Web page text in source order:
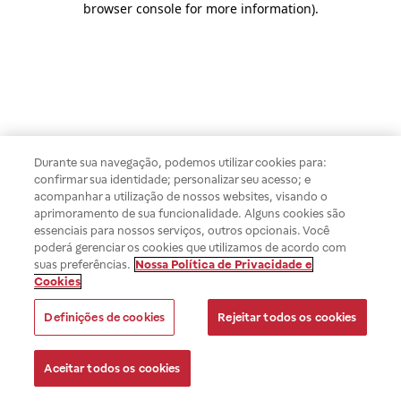
browser console for more information).
Durante sua navegação, podemos utilizar cookies para:
confirmar sua identidade; personalizar seu acesso; e
acompanhar a utilização de nossos websites, visando o
aprimoramento de sua funcionalidade. Alguns cookies são
essenciais para nossos serviços, outros opcionais. Você
poderá gerenciar os cookies que utilizamos de acordo com
suas preferências. Nossa Política de Privacidade e
Cookies
Definições de cookies Rejeitar todos os cookies
Aceitar todos os cookies